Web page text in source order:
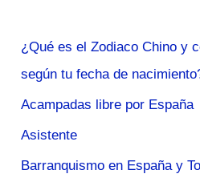
¿Qué es el Zodiaco Chino y
según tu fecha de
Acampadas libre por España
Asistente
Barranquismo en España y